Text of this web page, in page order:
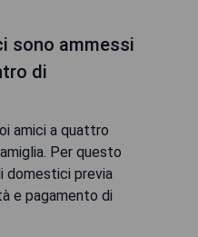
sono ammessi
di
amici a quattro
Per questo
domestici previa
e pagamento di